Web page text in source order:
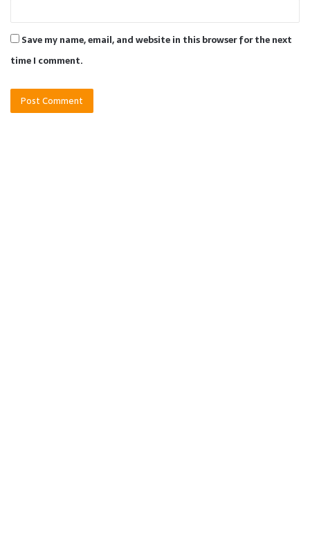
Save my name, email, and website in this browser for the next
time I comment.